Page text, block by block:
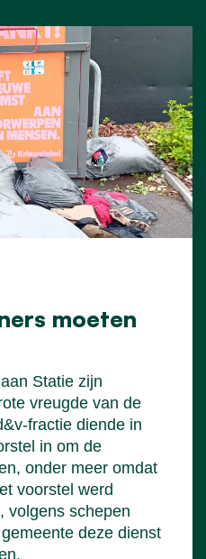
moeten
Statie zijn
vreugde van de
fractie diende in
in om de
onder meer omdat
voorstel werd
volgens schepen
deze dienst